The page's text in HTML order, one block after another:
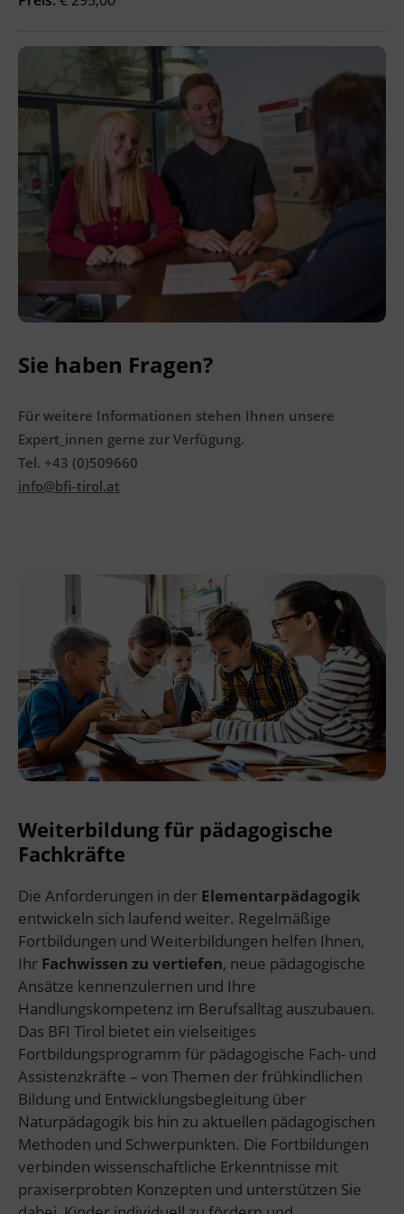
Sie haben Fragen?
Für weitere Informationen stehen Ihnen unsere
Expert_innen gerne zur Verfügung.
Tel. +43 (0)509660
info@bfi-tirol.at
Weiterbildung für pädagogische
Fachkräfte
Die Anforderungen in der Elementarpädagogik
entwickeln sich laufend weiter. Regelmäßige
Fortbildungen und Weiterbildungen helfen Ihnen,
Ihr Fachwissen zu vertiefen, neue pädagogische
Ansätze kennenzulernen und Ihre
Handlungskompetenz im Berufsalltag auszubauen.
Das BFI Tirol bietet ein vielseitiges
Fortbildungsprogramm für pädagogische Fach- und
Assistenzkräfte – von Themen der frühkindlichen
Bildung und Entwicklungsbegleitung über
Naturpädagogik bis hin zu aktuellen pädagogischen
Methoden und Schwerpunkten. Die Fortbildungen
verbinden wissenschaftliche Erkenntnisse mit
praxiserprobten Konzepten und unterstützen Sie